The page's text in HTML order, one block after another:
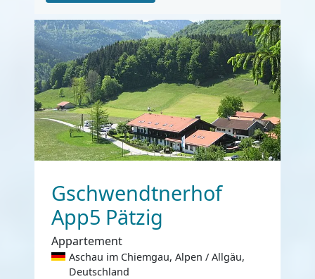
Gschwendtnerhof
App5 Pätzig
Appartement
Aschau im Chiemgau, Alpen / Allgäu,
Deutschland